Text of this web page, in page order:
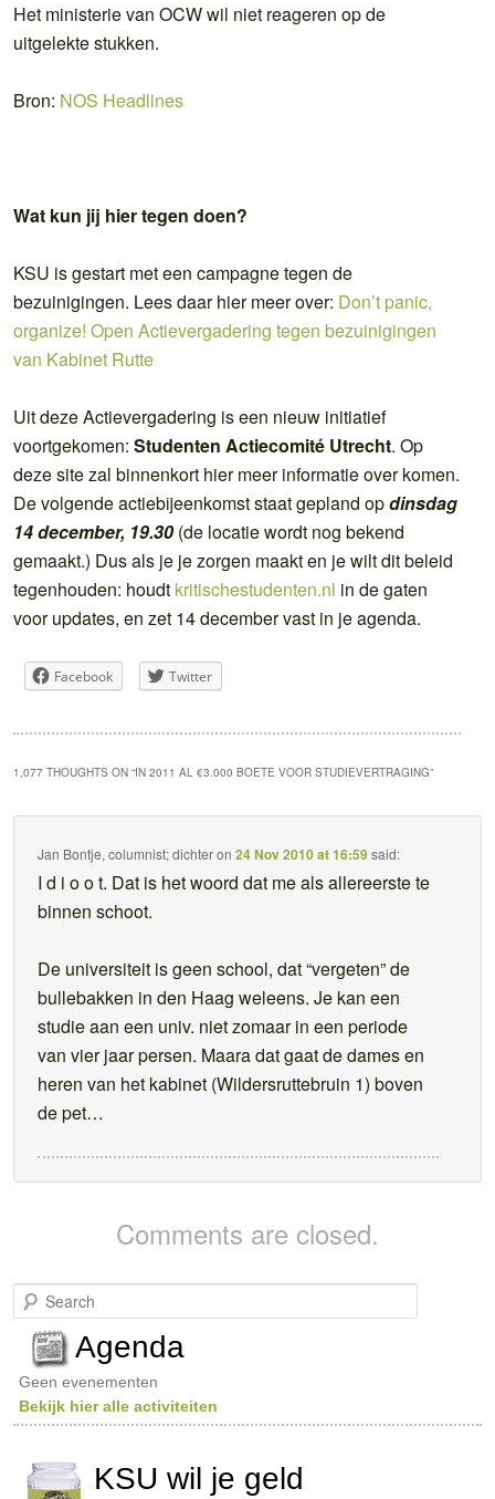
Het ministerie van OCW wil niet reageren op de
uitgelekte stukken.
Bron: NOS Headlines
Wat kun jij hier tegen doen?
KSU is gestart met een campagne tegen de
bezuinigingen. Lees daar hier meer over: Don’t panic,
organize! Open Actievergadering tegen bezuinigingen
van Kabinet Rutte
Uit deze Actievergadering is een nieuw initiatief
voortgekomen: Studenten Actiecomité Utrecht. Op
deze site zal binnenkort hier meer informatie over komen.
De volgende actiebijeenkomst staat gepland opdinsdag
14 december, 19.30(de locatie wordt nog bekend
gemaakt.) Dus als je je zorgen maakt en je wilt dit beleid
tegenhouden: houdt kritischestudenten.nl in de gaten
voor updates, en zet 14 december vast in je agenda.
Facebook Twitter
1,077 THOUGHTS ON “IN 2011 AL €3.000 BOETE VOOR STUDIEVERTRAGING”
Jan Bontje, columnist; dichteron24 Nov 2010 at 16:59said:
I d i o o t. Dat is het woord dat me als allereerste te
binnen schoot.
De universiteit is geen school, dat “vergeten” de
bullebakken in den Haag weleens. Je kan een
studie aan een univ. niet zomaar in een periode
van vier jaar persen. Maara dat gaat de dames en
heren van het kabinet (Wildersruttebruin 1) boven
de pet…
Comments are closed.
e
c
h
Agenda
Geen evenementen
Bekijk hier alle activiteiten
KSU wil je geld